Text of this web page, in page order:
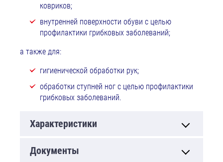
ковриков;
внутренней поверхности обуви с целью
профилактики грибковых заболеваний;
а также для:
гигиенической обработки рук;
обработки ступней ног с целью профилактики
грибковых заболеваний.
Характеристики
Документы